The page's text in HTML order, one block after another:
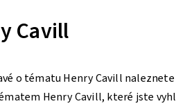
Cavill
o tématu Henry Cavill
Henry Cavill, které jste